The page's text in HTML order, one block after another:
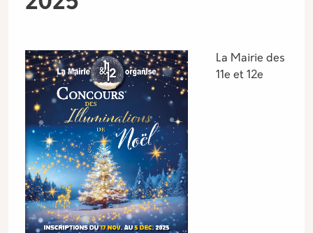
La Mairie des
11e et 12e